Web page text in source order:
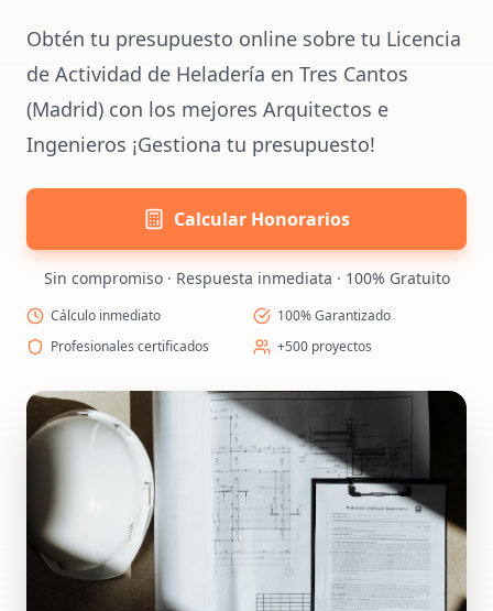
Obtén tu presupuesto online sobre tu Licencia
de Actividad de Heladería en Tres Cantos
(Madrid) con los mejores Arquitectos e
Ingenieros ¡Gestiona tu presupuesto!
Calcular Honorarios
Sin compromiso · Respuesta inmediata · 100% Gratuito
Cálculo inmediato
100% Garantizado
Profesionales certificados
+500 proyectos